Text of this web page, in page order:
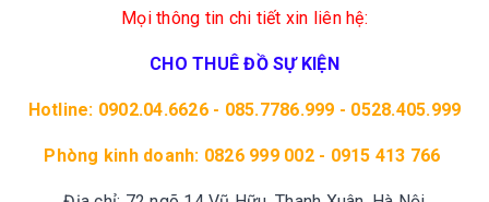
Mọi thông tin chi tiết xin liên hệ:
CHO THUÊ ĐỒ SỰ KIỆN
Hotline: 0902.04.6626 - 085.7786.999 - 0528.405.999
Phòng kinh doanh: 0826 999 002 - 0915 413 766